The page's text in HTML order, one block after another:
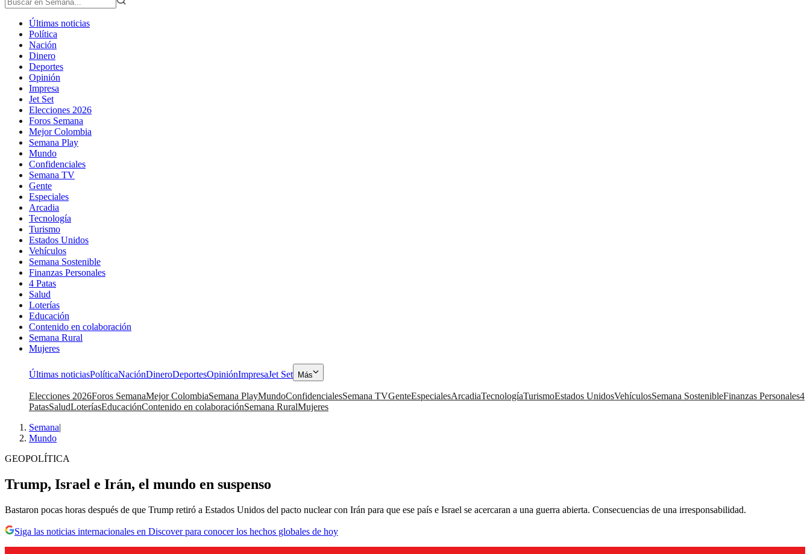
Últimas noticias
Política
Nación
Dinero
Deportes
Opinión
Impresa
Jet Set
Elecciones 2026
Foros Semana
Mejor Colombia
Semana Play
Mundo
Confidenciales
Semana TV
Gente
Especiales
Arcadia
Tecnología
Turismo
Estados Unidos
Vehículos
Semana Sostenible
Finanzas Personales
4 Patas
Salud
Loterías
Educación
Contenido en colaboración
Semana Rural
Mujeres
Últimas noticiasPolíticaNaciónDineroDeportesOpiniónImpresaJet Set Más
Elecciones 2026Foros SemanaMejor ColombiaSemana PlayMundoConfidencialesSemana TVGenteEspecialesArcadiaTecnologíaTurismoEstados UnidosVehículosSemana SostenibleFinanzas Personales4
PatasSaludLoteríasEducaciónContenido en colaboraciónSemana RuralMujeres
Semana|
Mundo
GEOPOLÍTICA
Trump, Israel e Irán, el mundo en suspenso
Bastaron pocas horas después de que Trump retiró a Estados Unidos del pacto nuclear con Irán para que ese país e Israel se acercaran a una guerra abierta. Consecuencias de una irresponsabilidad.
Siga las noticias internacionales en Discover para conocer los hechos globales de hoy